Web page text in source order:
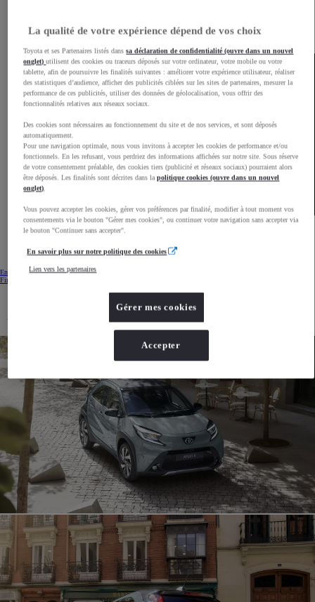
Faites monter la température à travers la ville avec le design audacieux et musclé de l'Aygo X.
L'exécution bi-ton inédite de la carrosserie crée un profil unique et sophistiqué qui ne laisse pas
Toujours connecté
Aygo X est bien plus qu'une citadine. Intuitive et facile à utiliser, votre Aygo X est l'extension de
votre smartphone grâce à la connectivité Android Auto / Apple CarPlay*
En savoir plus sur Aygo X
Financez votre Toyota
Appréciez la confiance que seul un crossover peut offrir dans un corps compact. Avec ses couleurs bicolores
uniques et son design affirmé, l'Aygo X se distingue de tous les autres véhicules sur la route.
La qualité de votre expérience dépend de vos choix
Toyota et ses Partenaires listés danssa déclaration de confidentialité (ouvre dans un nouvel
onglet)utilisent des cookies ou traceurs déposés sur votre ordinateur, votre mobile ou votre
tablette, afin de poursuivre les finalités suivantes : améliorer votre expérience utilisateur, réaliser
des statistiques d’audience, afficher des publicités ciblées sur les sites de partenaires, mesurer la
performance de ces publicités, utiliser des données de géolocalisation, vous offrir des
fonctionnalités relatives aux réseaux sociaux.
Des cookies sont nécessaires au fonctionnement du site et de nos services, et sont déposés
automatiquement.
Pour une navigation optimale, nous vous invitons à accepter les cookies de performance et/ou
fonctionnels. En les refusant, vous perdriez des informations affichées sur notre site. Sous réserve
de votre consentement préalable, des cookies tiers (publicité et réseaux sociaux) pourraient alors
être déposés. Les finalités sont décrites dans lapolitique cookies (ouvre dans un nouvel
onglet).
Vous pouvez accepter les cookies, gérer vos préférences par finalité, modifier à tout moment vos
consentements via le bouton "Gérer mes cookies", ou continuer votre navigation sans accepter via
le bouton "Continuer sans accepter".
En savoir plus sur notre politique des cookies
Lien vers les partenaires
Gérer mes cookies
Accepter